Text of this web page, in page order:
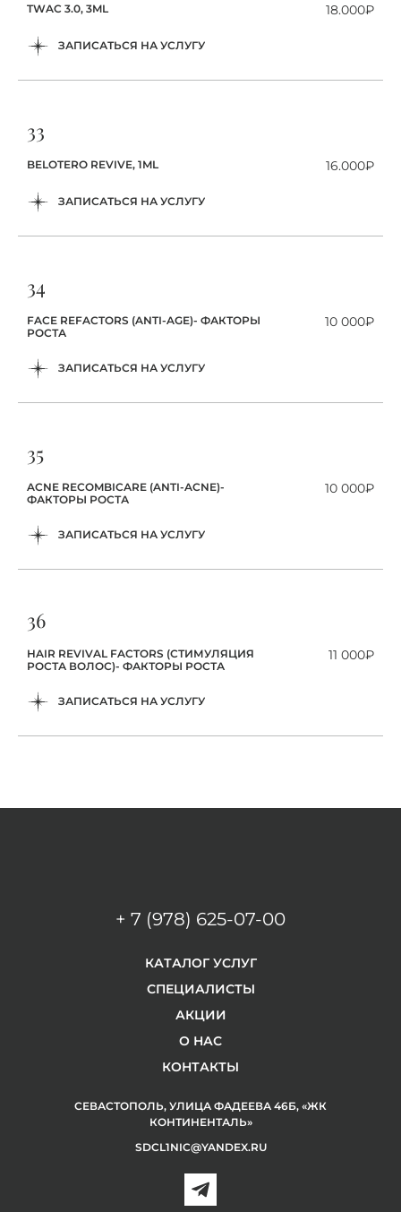
ЗАПИСАТЬСЯ НА УСЛУГУ
TWAC 3.0, 3ML 18.000₽
33
ЗАПИСАТЬСЯ НА УСЛУГУ
BELOTERO REVIVE, 1ML 16.000₽
34
ЗАПИСАТЬСЯ НА УСЛУГУ
FACE REFACTORS (ANTI-AGE)- ФАКТОРЫ
РОСТА
10 000₽
35
ЗАПИСАТЬСЯ НА УСЛУГУ
ACNE RECOMBICARE (ANTI-ACNE)-
ФАКТОРЫ РОСТА
10 000₽
36
ЗАПИСАТЬСЯ НА УСЛУГУ
HAIR REVIVAL FACTORS (СТИМУЛЯЦИЯ
РОСТА ВОЛОС)- ФАКТОРЫ РОСТА
11 000₽
КАТАЛОГ УСЛУГ
СПЕЦИАЛИСТЫ
АКЦИИ
О НАС
КОНТАКТЫ
+ 7 (978) 625-07-00
СЕВАСТОПОЛЬ, УЛИЦА ФАДЕЕВА 46Б, «ЖК
КОНТИНЕНТАЛЬ»
SDCL1NIC@YANDEX.RU